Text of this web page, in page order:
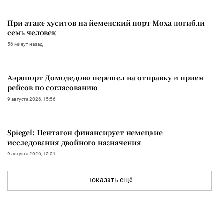
При атаке хуситов на йеменский порт Моха погибли
семь человек
56 минут назад
Аэропорт Домодедово перешел на отправку и прием
рейсов по согласованию
9 августа 2026, 15:56
Spiegel: Пентагон финансирует немецкие
исследования двойного назначения
9 августа 2026, 15:51
Показать ещё